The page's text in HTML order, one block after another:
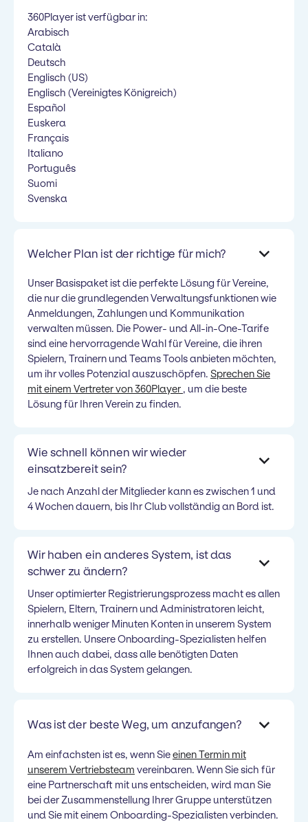
360Player ist verfügbar in:
Arabisch
Català
Deutsch
Englisch (US)
Englisch (Vereinigtes Königreich)
Español
Euskera
Français
Italiano
Português
Suomi
Svenska
Welcher Plan ist der richtige für mich?
Unser Basispaket ist die perfekte Lösung für Vereine,
die nur die grundlegenden Verwaltungsfunktionen wie
Anmeldungen, Zahlungen und Kommunikation
verwalten müssen. Die Power- und All-in-One-Tarife
sind eine hervorragende Wahl für Vereine, die ihren
Spielern, Trainern und Teams Tools anbieten möchten,
um ihr volles Potenzial auszuschöpfen. Sprechen Sie
mit einem Vertreter von 360Player , um die beste
Lösung für Ihren Verein zu finden.
Wie schnell können wir wieder
einsatzbereit sein?
Je nach Anzahl der Mitglieder kann es zwischen 1 und
4 Wochen dauern, bis Ihr Club vollständig an Bord ist.
Wir haben ein anderes System, ist das
schwer zu ändern?
Unser optimierter Registrierungsprozess macht es allen
Spielern, Eltern, Trainern und Administratoren leicht,
innerhalb weniger Minuten Konten in unserem System
zu erstellen. Unsere Onboarding-Spezialisten helfen
Ihnen auch dabei, dass alle benötigten Daten
erfolgreich in das System gelangen.
Was ist der beste Weg, um anzufangen?
Am einfachsten ist es, wenn Sieeinen Termin mit
unserem Vertriebsteam vereinbaren. Wenn Sie sich für
eine Partnerschaft mit uns entscheiden, wird man Sie
bei der Zusammenstellung Ihrer Gruppe unterstützen
und Sie mit einem Onboarding-Spezialisten verbinden.